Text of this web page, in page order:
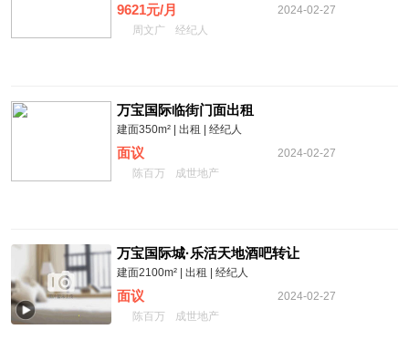
9621元/月
2024-02-27
周文广
经纪人
万宝国际临街门面出租
建面350m² | 出租 | 经纪人
面议
2024-02-27
陈百万
成世地产
万宝国际城·乐活天地酒吧转让
建面2100m² | 出租 | 经纪人
面议
2024-02-27
陈百万
成世地产